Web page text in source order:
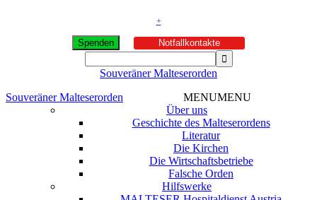
+
Spenden Notfallkontakte
Souveräner Malteserorden
Souveräner Malteserorden
MENUMENU
Über uns
Geschichte des Malteserordens
Literatur
Die Kirchen
Die Wirtschaftsbetriebe
Falsche Orden
Hilfswerke